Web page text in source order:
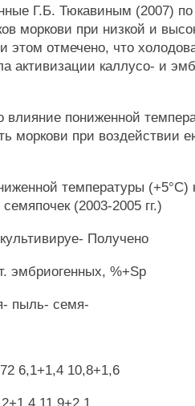
Г.Б. Тюкавиным (2007)
моркови при низкой и
отмечено, что
активизации каллусо- и
влияние пониженной
моркови при воздействии
температуры (+5°С)
(2003-2005 гг.)
Получено
эмбриогенных, %+Sp
пыль- семя-
6,1+1,4 10,8+1,6
11,9+2,1